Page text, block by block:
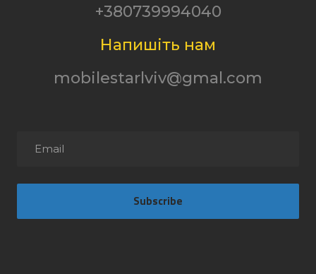
+380739994040
Напишіть нам
mobilestarlviv@gmal.com
Subscribe